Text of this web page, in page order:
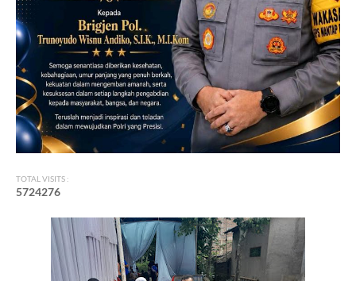
TOTAL VISITS :
5724276